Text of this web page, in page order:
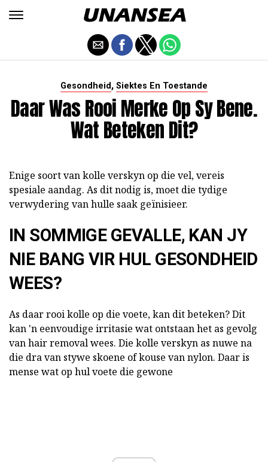
Gesondheid, Siektes En Toestande
Daar Was Rooi Merke Op Sy Bene.
Wat Beteken Dit?
Enige soort van kolle verskyn op die vel, vereis
spesiale aandag. As dit nodig is, moet die tydige
verwydering van hulle saak geïnisieer.
IN SOMMIGE GEVALLE, KAN JY
NIE BANG VIR HUL GESONDHEID
WEES?
As daar rooi kolle op die voete, kan dit beteken? Dit
kan 'n eenvoudige irritasie wat ontstaan het as gevolg
van hair removal wees. Die kolle verskyn as nuwe na
die dra van stywe skoene of kouse van nylon. Daar is
mense wat op hul voete die gewone